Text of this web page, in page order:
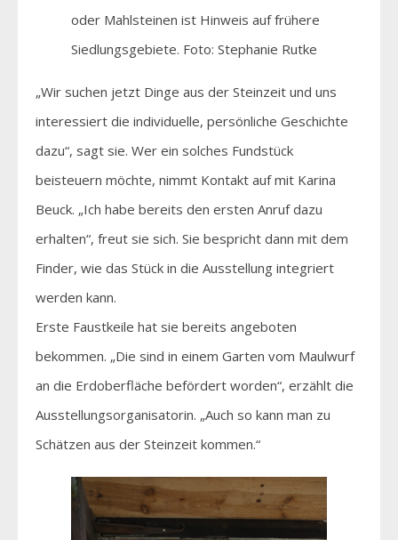
oder Mahlsteinen ist Hinweis auf frühere
Siedlungsgebiete. Foto: Stephanie Rutke
„Wir suchen jetzt Dinge aus der Steinzeit und uns
interessiert die individuelle, persönliche Geschichte
dazu“, sagt sie. Wer ein solches Fundstück
beisteuern möchte, nimmt Kontakt auf mit Karina
Beuck. „Ich habe bereits den ersten Anruf dazu
erhalten“, freut sie sich. Sie bespricht dann mit dem
Finder, wie das Stück in die Ausstellung integriert
werden kann.
Erste Faustkeile hat sie bereits angeboten
bekommen. „Die sind in einem Garten vom Maulwurf
an die Erdoberfläche befördert worden“, erzählt die
Ausstellungsorganisatorin. „Auch so kann man zu
Schätzen aus der Steinzeit kommen.“